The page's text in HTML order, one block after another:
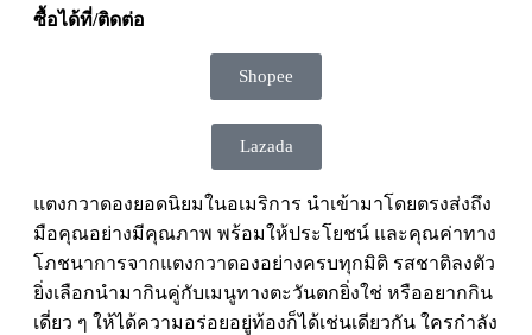
ซื้อได้ที่/ติดต่อ
Shopee
Lazada
แตงกวาดองยอดนิยมในอเมริการ นำเข้ามาโดยตรงส่งถึง
มือคุณอย่างมีคุณภาพ พร้อมให้ประโยชน์ และคุณค่าทาง
โภชนาการจากแตงกวาดองอย่างครบทุกมิติ รสชาติลงตัว
ยิ่งเลือกนำมากินคู่กับเมนูทางตะวันตกยิ่งใช่ หรืออยากกิน
เดี่ยว ๆ ให้ได้ความอร่อยอยู่ท้องก็ได้เช่นเดียวกัน ใครกำลัง